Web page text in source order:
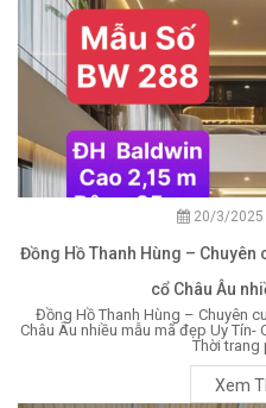
20/3/2025
Đồng Hồ Thanh Hùng –
cổ Châu Âu
Đồng Hồ Thanh Hùng – Chuyên
Châu Âu nhiều mẫu mã đẹp Uy
Thời trang
Xem